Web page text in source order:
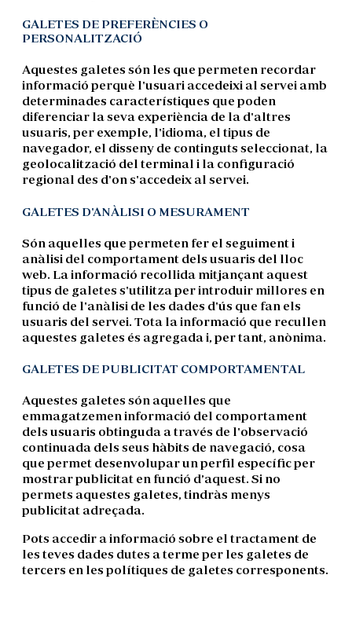
GALETES DE PREFERÈNCIES O
PERSONALITZACIÓ
Aquestes galetes són les que permeten recordar
informació perquè l'usuari accedeixi al servei amb
determinades característiques que poden
diferenciar la seva experiència de la d'altres
usuaris, per exemple, l'idioma, el tipus de
navegador, el disseny de continguts seleccionat, la
geolocalització del terminal i la configuració
regional des d'on s'accedeix al servei.
GALETES D'ANÀLISI O MESURAMENT
Són aquelles que permeten fer el seguiment i
anàlisi del comportament dels usuaris del lloc
web. La informació recollida mitjançant aquest
tipus de galetes s'utilitza per introduir millores en
funció de l'anàlisi de les dades d'ús que fan els
usuaris del servei. Tota la informació que recullen
aquestes galetes és agregada i, per tant, anònima.
GALETES DE PUBLICITAT COMPORTAMENTAL
Aquestes galetes són aquelles que
emmagatzemen informació del comportament
dels usuaris obtinguda a través de l'observació
continuada dels seus hàbits de navegació, cosa
que permet desenvolupar un perfil específic per
mostrar publicitat en funció d’aquest. Si no
permets aquestes galetes, tindràs menys
publicitat adreçada.
Pots accedir a informació sobre el tractament de
les teves dades dutes a terme per les galetes de
tercers en les polítiques de galetes corresponents.